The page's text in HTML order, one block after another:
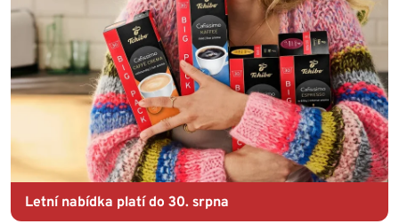
Letní nabídka platí do 30. srpna